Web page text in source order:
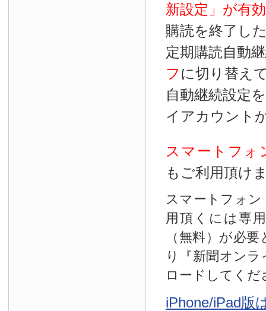
新設定」が有効
購読を終了し
定期購読自動
フ に切り替え
自動継続設定
イアカウント
スマートフォ
もご利用頂け
スマートフォ
用頂くには専
（無料）が必
り『新聞オン
ロードしてくだ
iPhone/iPad版